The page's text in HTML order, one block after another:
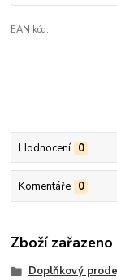
EAN kód:
Hodnocení 0
Komentáře 0
Zboží
Doplňkový